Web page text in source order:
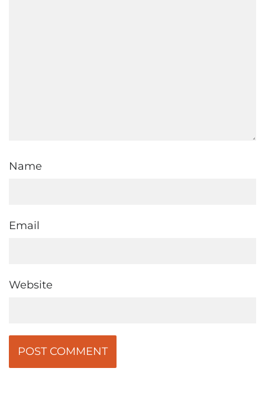
Name
Email
Website